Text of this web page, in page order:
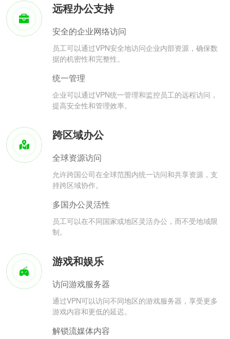
远程办公支持
安全的企业网络访问
员工可以通过VPN安全地访问企业内部资源，确保数
据的机密性和完整性。
统一管理
企业可以通过VPN统一管理和监控员工的远程访问，
提高安全性和管理效率。
跨区域办公
全球资源访问
允许跨国公司在全球范围内统一访问和共享资源，支
持跨区域协作。
多国办公灵活性
员工可以在不同国家或地区灵活办公，而不受地域限
制。
游戏和娱乐
访问游戏服务器
通过VPN可以访问不同地区的游戏服务器，享受更多
游戏内容和更低的延迟。
解锁流媒体内容